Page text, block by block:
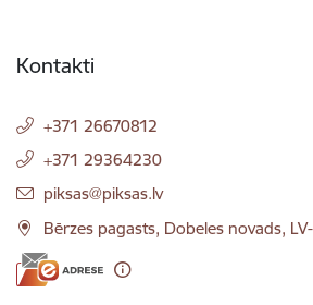
Kontakti
+371 26670812
+371 29364230
E-pasts:
piksas@piksas.lv
Bērzes pagasts, Dobeles novads,